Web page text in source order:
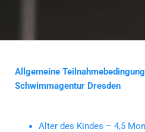
Allgemeine
Schwimmagentur Dresden
Alter des Kindes – 4,5